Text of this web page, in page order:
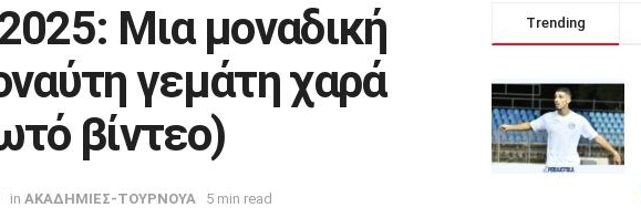
Μια μοναδική
γεμάτη χαρά
βίντεο)
in ΑΚΑΔΗΜΙΕΣ-ΤΟΥΡΝΟΥΑ 5 min read
Trending